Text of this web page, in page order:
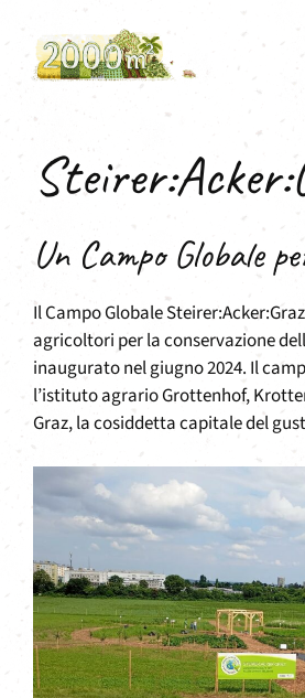
contenuto
Un Campo Globale
Il Campo Globale
agricoltori per la conservazione
inaugurato nel giugno 2024. Il
l’istituto agrario Grottenhof,
Graz, la cosiddetta capitale del